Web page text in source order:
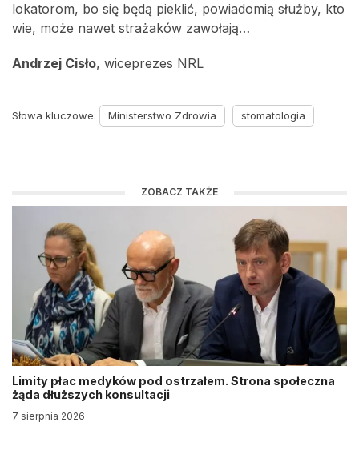
lokatorom, bo się będą pieklić, powiadomią służby, kto
wie, może nawet strażaków zawołają…
Andrzej Cisło, wiceprezes NRL
Słowa kluczowe: Ministerstwo Zdrowia stomatologia
ZOBACZ TAKŻE
Limity płac medyków pod ostrzałem. Strona społeczna
żąda dłuższych konsultacji
7 sierpnia 2026